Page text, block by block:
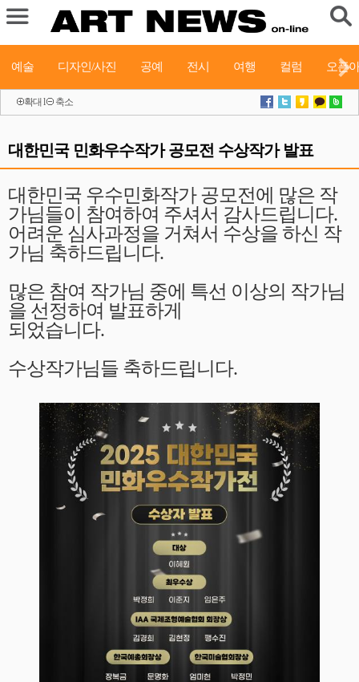
예술 디자인/사진 공예 전시 여행 컬럼 오픈
확대 l 축소
대한민국 민화우수작가 공모전 수상작가 발표
대한민국 우수민화작가 공모전에 많은 작
가님들이 참여하여 주셔서 감사드립니다.
어려운 심사과정을 거쳐서 수상을 하신 작
가님 축하드립니다.
많은 참여 작가님 중에 특선 이상의 작가님
을 선정하여 발표하게
되었습니다.
수상작가님들 축하드립니다.